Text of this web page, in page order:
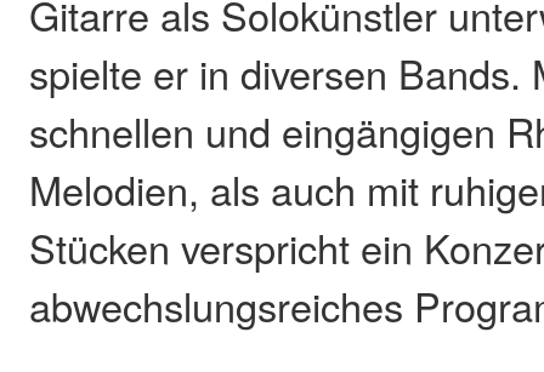
Gitarre als Solokünstler
spielte er in diversen Bands.
schnellen und eingängigen
Melodien, als auch mit
Stücken verspricht ein
abwechslungsreiches